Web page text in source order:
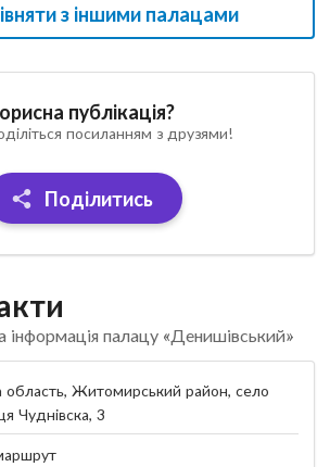
з іншими палацами
публікація?
посиланням з друзями!
Поділитись
інформація палацу «Денишівський»
Житомирський район, село
Чуднівска, 3